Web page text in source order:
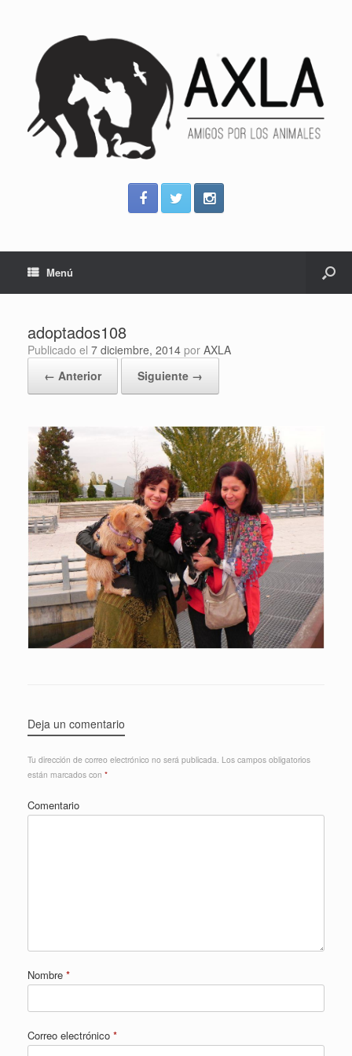
Menú
adoptados108
Publicado el 7 diciembre, 2014 por AXLA
← Anterior
Siguiente →
Deja un comentario
Tu dirección de correo electrónico no será publicada. Los campos obligatorios
están marcados con *
Comentario
Nombre *
Correo electrónico *